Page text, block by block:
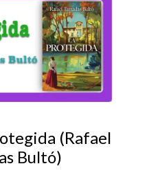
(Rafael
Bultó)